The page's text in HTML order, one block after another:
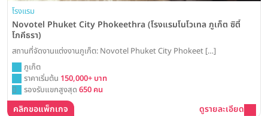
โรงแรม
Novotel Phuket City Phokeethra (โรงแรมโนโวเทล ภูเก็ต ซิตี้
โภคีธรา)
สถานที่จัดงานแต่งงานภูเก็ต: Novotel Phuket City Phokeet […]
ภูเก็ต
ราคาเริ่มต้น 150,000+ บาท
รองรับแขกสูงสุด 650 คน
คลิกขอแพ็กเกจ ดูรายละเอียด